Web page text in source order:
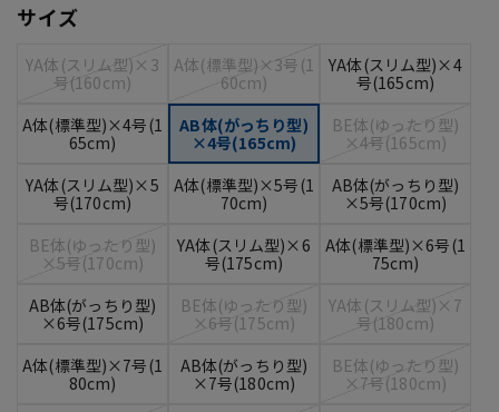
サイズ
YA体(スリム型)×3
号(160cm)
A体(標準型)×3号(1
60cm)
YA体(スリム型)×4
号(165cm)
A体(標準型)×4号(1
65cm)
AB体(がっちり型)
×4号(165cm)
BE体(ゆったり型)
×4号(165cm)
YA体(スリム型)×5
号(170cm)
A体(標準型)×5号(1
70cm)
AB体(がっちり型)
×5号(170cm)
BE体(ゆったり型)
×5号(170cm)
YA体(スリム型)×6
号(175cm)
A体(標準型)×6号(1
75cm)
AB体(がっちり型)
×6号(175cm)
BE体(ゆったり型)
×6号(175cm)
YA体(スリム型)×7
号(180cm)
A体(標準型)×7号(1
80cm)
AB体(がっちり型)
×7号(180cm)
BE体(ゆったり型)
×7号(180cm)